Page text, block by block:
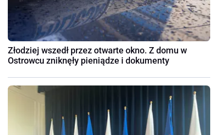
Złodziej wszedł przez otwarte okno. Z domu w
Ostrowcu zniknęły pieniądze i dokumenty